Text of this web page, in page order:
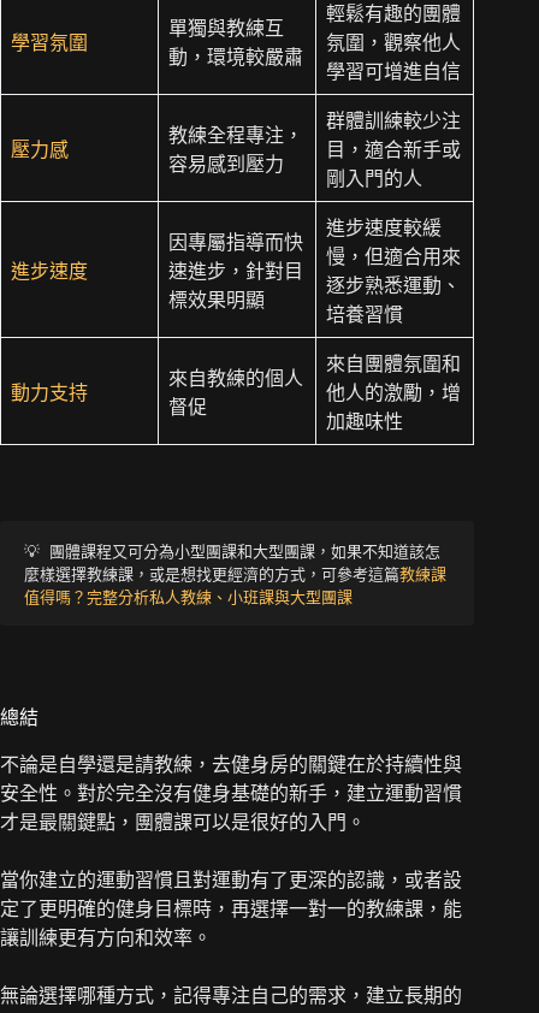
學習氛圍
單獨與教練互
動，環境較嚴肅
輕鬆有趣的團體
氛圍，觀察他人
學習可增進自信
壓力感
教練全程專注，
容易感到壓力
群體訓練較少注
目，適合新手或
剛入門的人
進步速度
因專屬指導而快
速進步，針對目
標效果明顯
進步速度較緩
慢，但適合用來
逐步熟悉運動、
培養習慣
動力支持
來自教練的個人
督促
來自團體氛圍和
他人的激勵，增
加趣味性
💡 團體課程又可分為小型團課和大型團課，如果不知道該怎
麼樣選擇教練課，或是想找更經濟的方式，可參考這篇教練課
值得嗎？完整分析私人教練、小班課與大型團課
總結
不論是自學還是請教練，去健身房的關鍵在於持續性與
安全性。對於完全沒有健身基礎的新手，建立運動習慣
才是最關鍵點，團體課可以是很好的入門。
當你建立的運動習慣且對運動有了更深的認識，或者設
定了更明確的健身目標時，再選擇一對一的教練課，能
讓訓練更有方向和效率。
無論選擇哪種方式，記得專注自己的需求，建立長期的